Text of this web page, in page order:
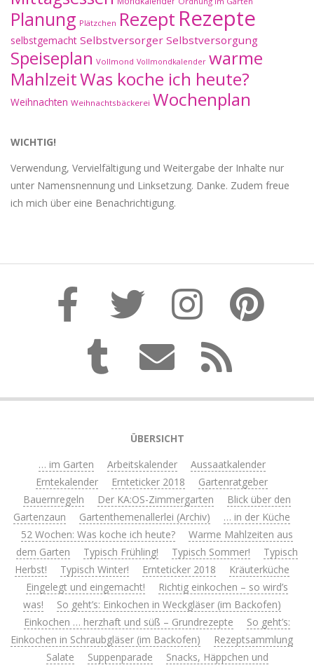
Planung Plätzchen Rezept Rezepte
selbstgemacht Selbstversorger Selbstversorgung
Speiseplan Vollmond Vollmondkalender warme
MahlzeitWas koche ich heute?
Weihnachten Weihnachtsbäckerei Wochenplan
WICHTIG!
Verwendung, Vervielfältigung und Weitergabe der Inhalte nur
unter Namensnennung und Linksetzung. Danke. Zudem freue
ich mich über eine Benachrichtigung.
ÜBERSICHT
… im Garten
Arbeitskalender
Aussaatkalender
Erntekalender
Ernteticker 2018
Gartenratgeber
Bauernregeln
Der KA:OS-Zimmergarten
Blick über den
Gartenzaun
Gartenthemenallerlei (Archiv)
… in der Küche
52 Wochen: Was koche ich heute?
Warme Mahlzeiten aus
dem Garten
Typisch Frühling! Typisch Sommer!
Typisch
Herbst!
Typisch Winter! Ernteticker 2018
Kräuterküche
Eingelegt und eingemacht!
Richtig einkochen – so wird’s
was!
So geht’s: Einkochen in Weckgläser (im Backofen)
Einkochen … herzhaft und süß – Grundrezepte
So geht’s:
Einkochen in Schraubgläser (im Backofen)
Rezeptsammlung
Salate
Suppenparade
Snacks, Häppchen und